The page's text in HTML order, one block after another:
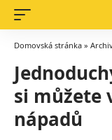
Domovská stránka »
si můžete
nápadů